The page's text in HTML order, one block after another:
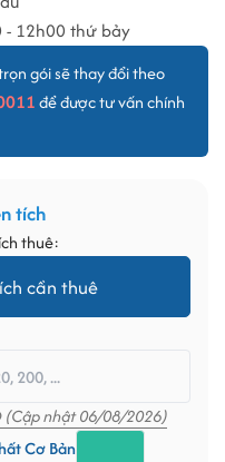
- 12h00 thứ bảy
gói sẽ thay đổi theo
để được tư vấn chính
tích
thuê:
cần thuê
nhật 06/08/2026)
Cơ Bản